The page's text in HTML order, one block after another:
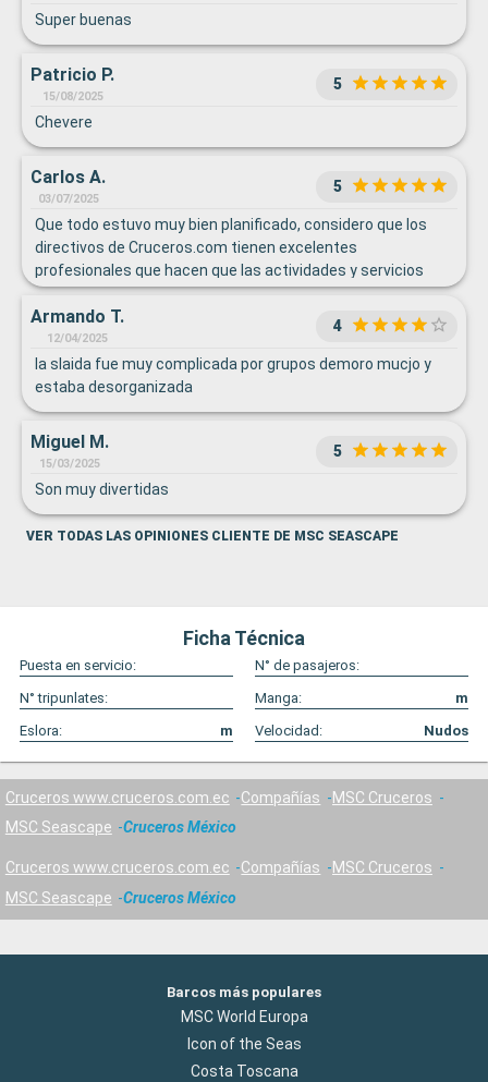
Super buenas
Patricio P.
15/08/2025
5
Chevere
Carlos A.
03/07/2025
5
Que todo estuvo muy bien planificado, considero que los
directivos de Cruceros.com tienen excelentes
profesionales que hacen que las actividades y servicios
brindados a bordo le dejen a cada pasajero el deseo de
querer volver a vivir una nueva experiencia.
Armando T.
12/04/2025
4
la slaida fue muy complicada por grupos demoro mucjo y
estaba desorganizada
Miguel M.
15/03/2025
5
Son muy divertidas
VER TODAS LAS OPINIONES CLIENTE DE MSC SEASCAPE
Ficha Técnica
Puesta en servicio:
N° de pasajeros:
N° tripunlates:
Manga:
m
Eslora:
m Velocidad: Nudos
Cruceros www.cruceros.com.ec Compañías
MSC Cruceros
MSC Seascape
Cruceros México
Cruceros www.cruceros.com.ec Compañías
MSC Cruceros
MSC Seascape
Cruceros México
Barcos más populares
MSC World Europa
Icon of the Seas
Costa Toscana